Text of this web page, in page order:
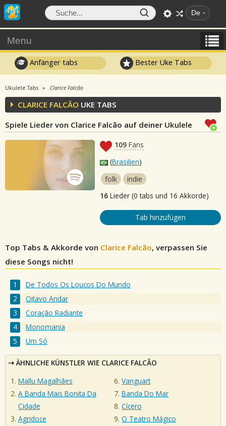
De
Menu
Anfänger tabs Bester Uke Tabs
Ukulele Tabs Clarice Falcão
CLARICE FALCÃO UKE TABS
Spiele Lieder von Clarice Falcão auf deiner Ukulele
109 Fans
(Brasilien)
folk
indie
16 Lieder (0 tabs und 16 Akkorde)
Tab hinzufügen
Top Tabs & Akkorde von Clarice Falcão, verpassen Sie
diese Songs nicht!
De Todos Os Loucos Do Mundo
Oitavo Andar
Coração Radiante
Monomania
Um Só
ÄHNLICHE KÜNSTLER WIE CLARICE FALCÃO
Mallu Magalhães
A Banda Mais Bonita Da
Cidade
Agridoce
Vanguart
Banda Do Mar
Cícero
O Teatro Mágico